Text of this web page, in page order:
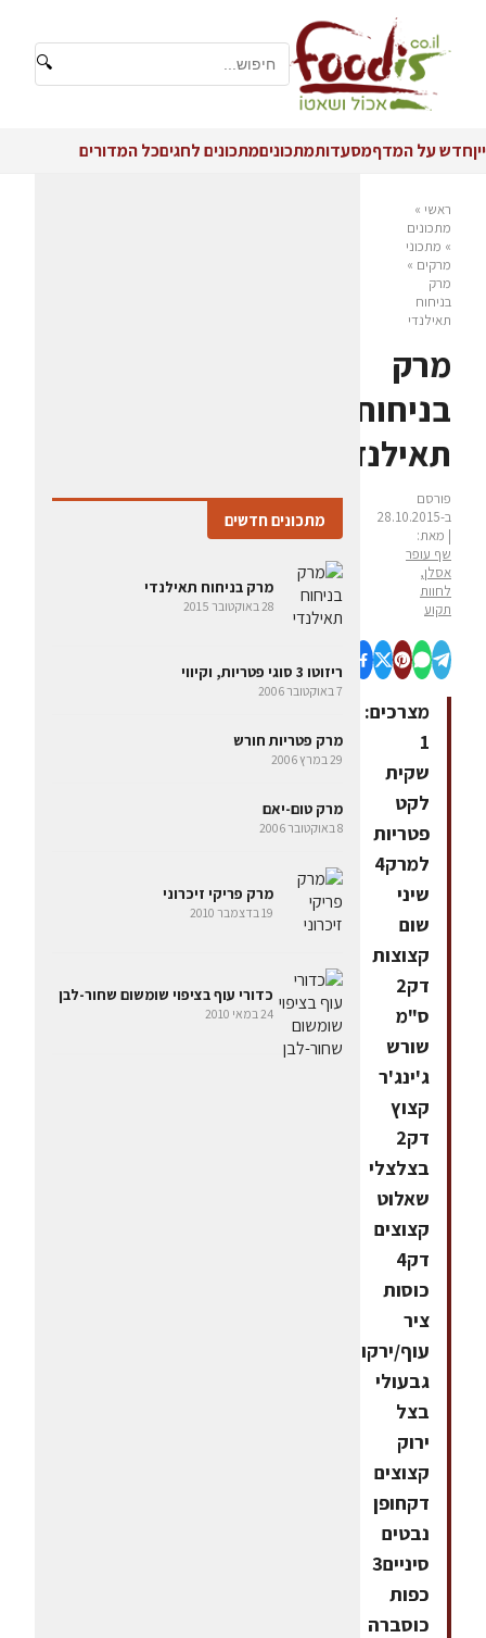
🔍
ייןחדש על המדףמסעדותמתכוניםמתכונים לחגיםכל המדורים
ראשי »
מתכונים
» מתכוני
מרקים »
מרק
בניחוח
תאילנדי
מרק
בניחוח
תאילנדי
פורסם
ב-28.10.2015
| מאת:
שף עופר
אסלן,
לחוות
תקוע
מצרכים:
1
שקית
לקט
פטריות
למרק4
שיני
שום
קצוצות
דק2
ס"מ
שורש
ג'ינג'ר
קצוץ
דק2
בצלצלי
שאלוט
קצוצים
דק4
כוסות
ציר
גבעולי
בצל
ירוק
קצוצים
דקחופן
נבטים
סיניים3
כפות
כוסברה
מתכונים חדשים
מרק בניחוח תאילנדי
28 באוקטובר 2015
ריזוטו 3 סוגי פטריות, וקיווי
7 באוקטובר 2006
מרק פטריות חורש
29 במרץ 2006
מרק טום-יאם
8 באוקטובר 2006
מרק פריקי זיכרוני
19 בדצמבר 2010
כדורי עוף בציפוי שומשום שחור-לבן
24 במאי 2010